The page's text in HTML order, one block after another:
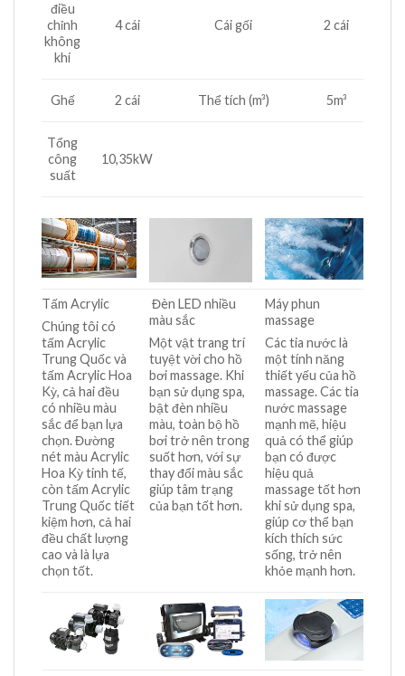
điều
chỉnh
không
khí
4 cái Cái gối 2 cái
Ghế 2 cái Thể tích (m³) 5m³
Tổng
công
suất
10,35kW
Tấm Acrylic
Chúng tôi có
tấm Acrylic
Trung Quốc và
tấm Acrylic Hoa
Kỳ, cả hai đều
có nhiều màu
sắc để bạn lựa
chọn. Đường
nét màu Acrylic
Hoa Kỳ tinh tế,
còn tấm Acrylic
Trung Quốc tiết
kiệm hơn, cả hai
đều chất lượng
cao và là lựa
chọn tốt.
Đèn LED nhiều
màu sắc
Một vật trang trí
tuyệt vời cho hồ
bơi massage. Khi
bạn sử dụng spa,
bật đèn nhiều
màu, toàn bộ hồ
bơi trở nên trong
suốt hơn, với sự
thay đổi màu sắc
giúp tâm trạng
của bạn tốt hơn.
Máy phun
massage
Các tia nước là
một tính năng
thiết yếu của hồ
massage. Các tia
nước massage
mạnh mẽ, hiệu
quả có thể giúp
bạn có được
hiệu quả
massage tốt hơn
khi sử dụng spa,
giúp cơ thể bạn
kích thích sức
sống, trở nên
khỏe mạnh hơn.